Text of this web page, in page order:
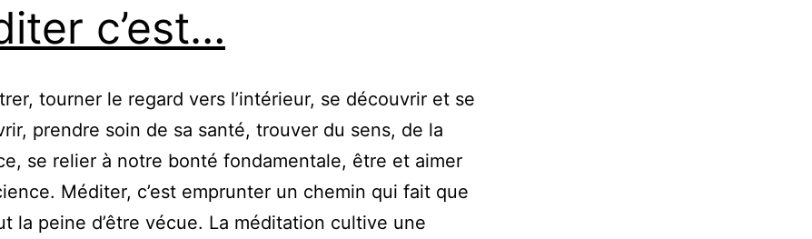
c’est…
tourner le regard vers l’intérieur, se découvrir et se
prendre soin de sa santé, trouver du sens, de la
se relier à notre bonté fondamentale, être et aimer
Méditer, c’est emprunter un chemin qui fait que
la peine d’être vécue. La méditation cultive une